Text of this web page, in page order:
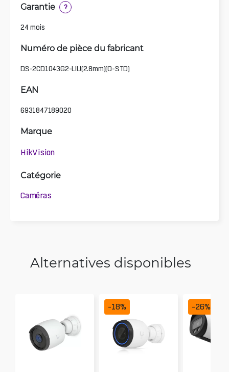
Garantie ?
24 mois
Numéro de pièce du fabricant
DS-2CD1043G2-LIU(2.8mm)(O-STD)
EAN
6931847189020
Marque
HikVision
Catégorie
Caméras
Alternatives disponibles
-18% -26%